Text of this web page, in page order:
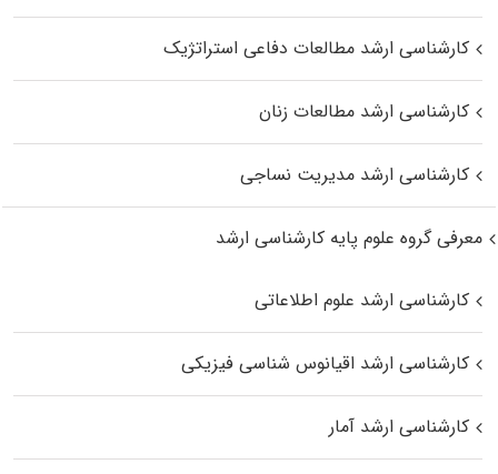
کارشناسی ارشد مطالعات دفاعی استراتژیک
کارشناسی ارشد مطالعات زنان
کارشناسی ارشد مدیریت نساجی
معرفی گروه علوم پایه کارشناسی ارشد
کارشناسی ارشد علوم اطلاعاتی
کارشناسی ارشد اقیانوس‌ شناسی فیزیکی
کارشناسی ارشد آمار